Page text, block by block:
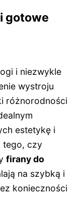
gotowe
i niezwykle
wystroju
różnorodności
estetykę i
tego, czy
firany do
na szybką i
konieczności